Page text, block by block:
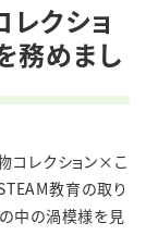
クショ
務めまし
コレクション×こ
教育の取り
中の渦模様を見